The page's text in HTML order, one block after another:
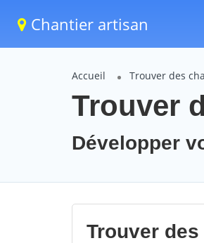
Chantier artisan
Accueil Trouver des
Trouver
Développer
Trouver